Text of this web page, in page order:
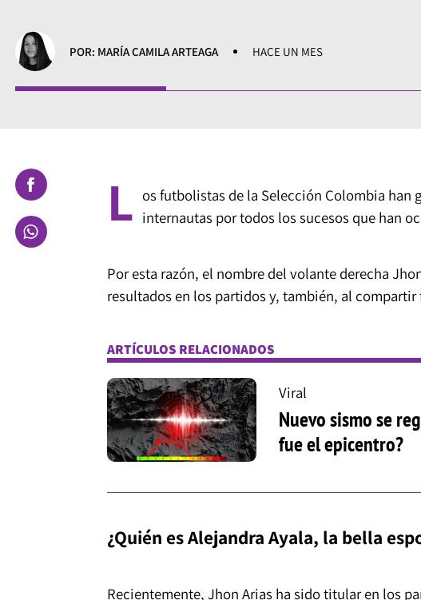
POR: MARÍA CAMILA ARTEAGA HACE UN MES
L os futbolistas de la Selección Colombia han
internautas por todos los sucesos que han
Por esta razón, el nombre del volante derecha
resultados en los partidos y, también, al
ARTÍCULOS RELACIONADOS
Viral
Nuevo sismo se
fue el epicentro?
¿Quién es Alejandra Ayala, la bella
Recientemente, Jhon Arias ha sido titular en los